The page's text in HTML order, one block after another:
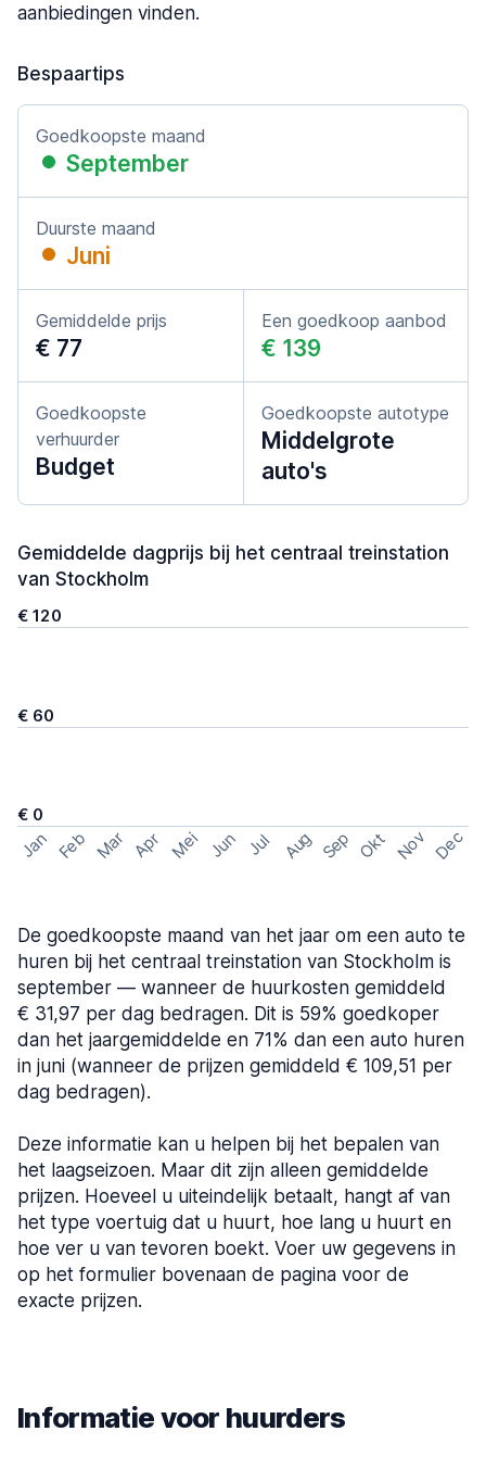
aanbiedingen vinden.
Bespaartips
Goedkoopste maand
September
Duurste maand
Juni
Gemiddelde prijs
€ 77
Een goedkoop aanbod
€ 139
Goedkoopste
verhuurder
Budget
Goedkoopste autotype
Middelgrote
auto's
Gemiddelde dagprijs bij het centraal treinstation
van Stockholm
€ 120
€ 60
€ 0
Jan Feb Mar Apr Mei Jun Jul Aug Sep Okt Nov Dec
De goedkoopste maand van het jaar om een auto te
huren bij het centraal treinstation van Stockholm is
september — wanneer de huurkosten gemiddeld
€ 31,97 per dag bedragen. Dit is 59% goedkoper
dan het jaargemiddelde en 71% dan een auto huren
in juni (wanneer de prijzen gemiddeld € 109,51 per
dag bedragen).
Deze informatie kan u helpen bij het bepalen van
het laagseizoen. Maar dit zijn alleen gemiddelde
prijzen. Hoeveel u uiteindelijk betaalt, hangt af van
het type voertuig dat u huurt, hoe lang u huurt en
hoe ver u van tevoren boekt. Voer uw gegevens in
op het formulier bovenaan de pagina voor de
exacte prijzen.
Informatie voor huurders